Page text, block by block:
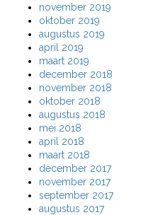
november 2019
oktober 2019
augustus 2019
april 2019
maart 2019
december 2018
november 2018
oktober 2018
augustus 2018
mei 2018
april 2018
maart 2018
december 2017
november 2017
september 2017
augustus 2017